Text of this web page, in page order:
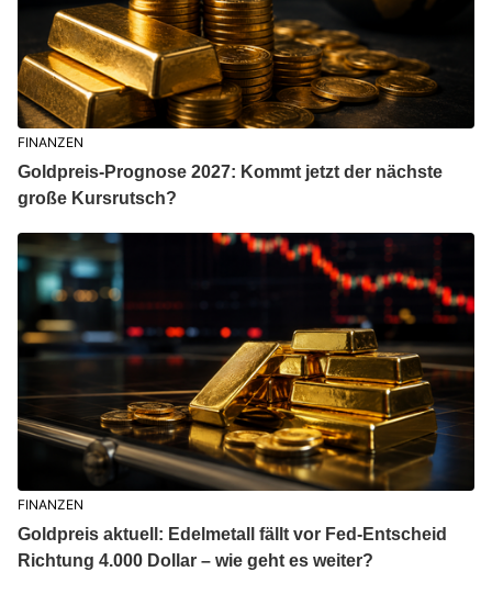
FINANZEN
Goldpreis-Prognose 2027: Kommt jetzt der nächste
große Kursrutsch?
FINANZEN
Goldpreis aktuell: Edelmetall fällt vor Fed-Entscheid
Richtung 4.000 Dollar – wie geht es weiter?